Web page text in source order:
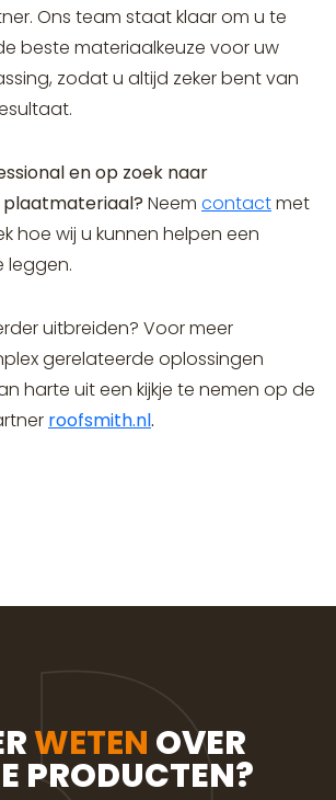
Ons team staat klaar om u te
beste materiaalkeuze voor uw
zodat u altijd zeker bent van
en op zoek naar
Neem contactmet
hoe wij u kunnen helpen een
leggen.
uitbreiden? Voor meer
gerelateerde oplossingen
harte uit een kijkje te nemen op de
roofsmith.nl.
WETEN OVER
PRODUCTEN?